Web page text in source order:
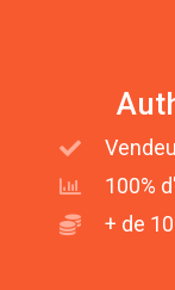
100%
+ de